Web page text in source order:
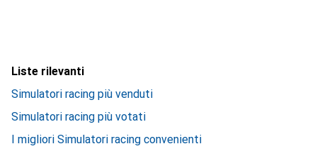
Liste rilevanti
Simulatori racing più venduti
Simulatori racing più votati
I migliori Simulatori racing convenienti